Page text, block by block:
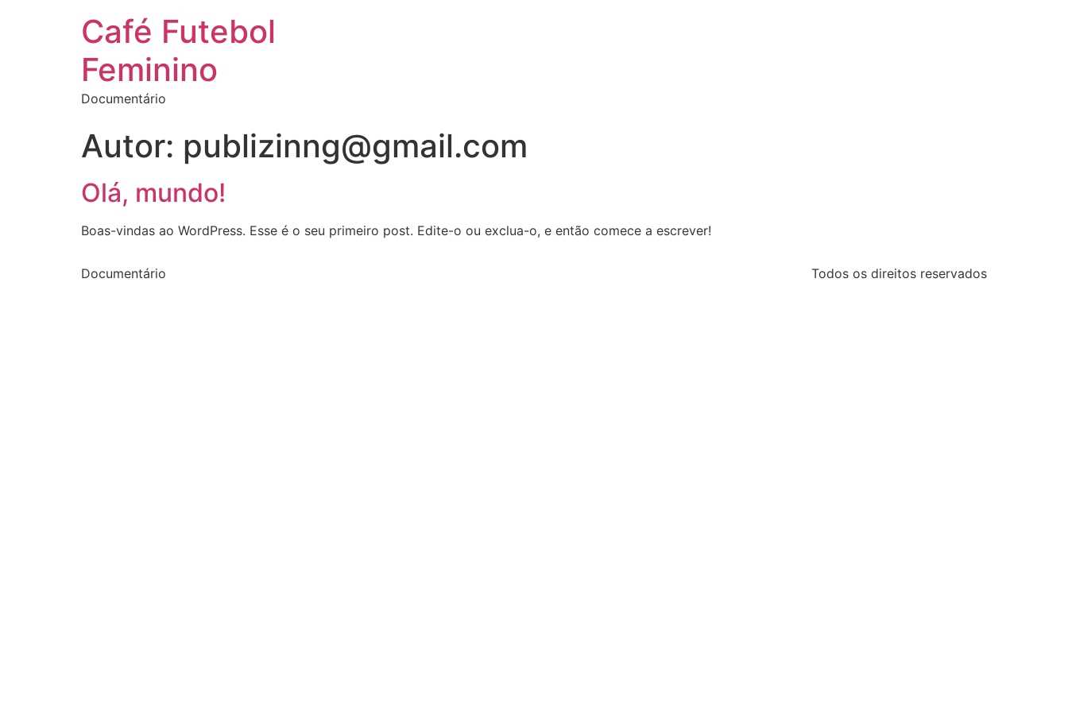
Café Futebol
Feminino
Documentário
Autor: publizinng@gmail.com
Olá, mundo!
Boas-vindas ao WordPress. Esse é o seu primeiro post. Edite-o ou exclua-o, e então comece a escrever!
Documentário Todos os direitos reservados